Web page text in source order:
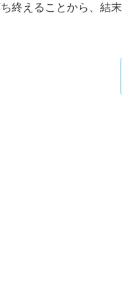
終えることから、結